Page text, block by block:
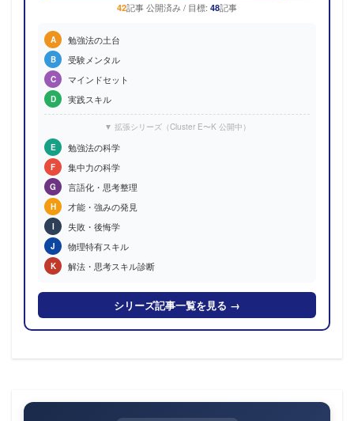
42記事 公開済み / 目標: 48記事
A 勉強法の土台
B 受験メンタル
C マインドセット
D 実践スキル
▼ 拡張シリーズ（Cluster E〜K 公開中）
E
勉強法の科学
F 集中力の科学
G 言語化・思考整理
H 才能・強みの発見
I 失敗・後悔学
J 物理特有スキル
K 解法・思考スキル診断
シリーズ記事一覧を見る →